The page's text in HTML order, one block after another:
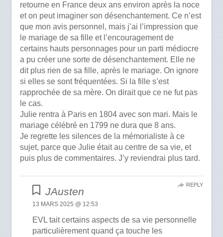
retourne en France deux ans environ après la noce
et on peut imaginer son désenchantement. Ce n’est
que mon avis personnel, mais j’ai l’impression que
le mariage de sa fille et l’encouragement de
certains hauts personnages pour un parti médiocre
a pu créer une sorte de désenchantement. Elle ne
dit plus rien de sa fille, après le mariage. On ignore
si elles se sont fréquentées. Si la fille s’est
rapprochée de sa mère. On dirait que ce ne fut pas
le cas.
Julie rentra à Paris en 1804 avec son mari. Mais le
mariage célébré en 1799 ne dura que 8 ans.
Je regrette les silences de la mémorialiste à ce
sujet, parce que Julie était au centre de sa vie, et
puis plus de commentaires. J’y reviendrai plus tard.
JAusten
13 MARS 2025 @ 12:53
EVL tait certains aspects de sa vie personnelle
particulièrement quand ça touche les
REPLY